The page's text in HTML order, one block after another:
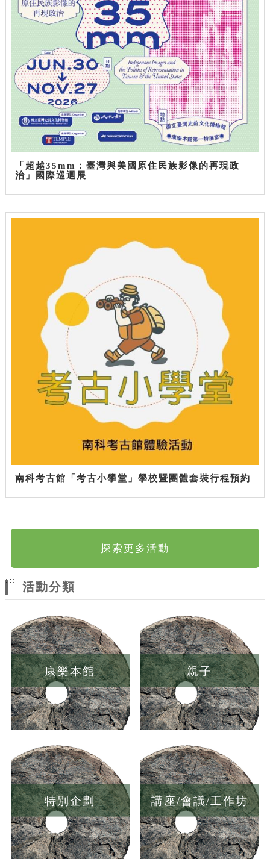
「超越35mm：臺灣與美國原住民族影像的再現政
治」國際巡迴展
南科考古館「考古小學堂」學校暨團體套裝行程預約
探索更多活動
:::
活動分類
康樂本館 親子
特別企劃 講座/會議/工作坊